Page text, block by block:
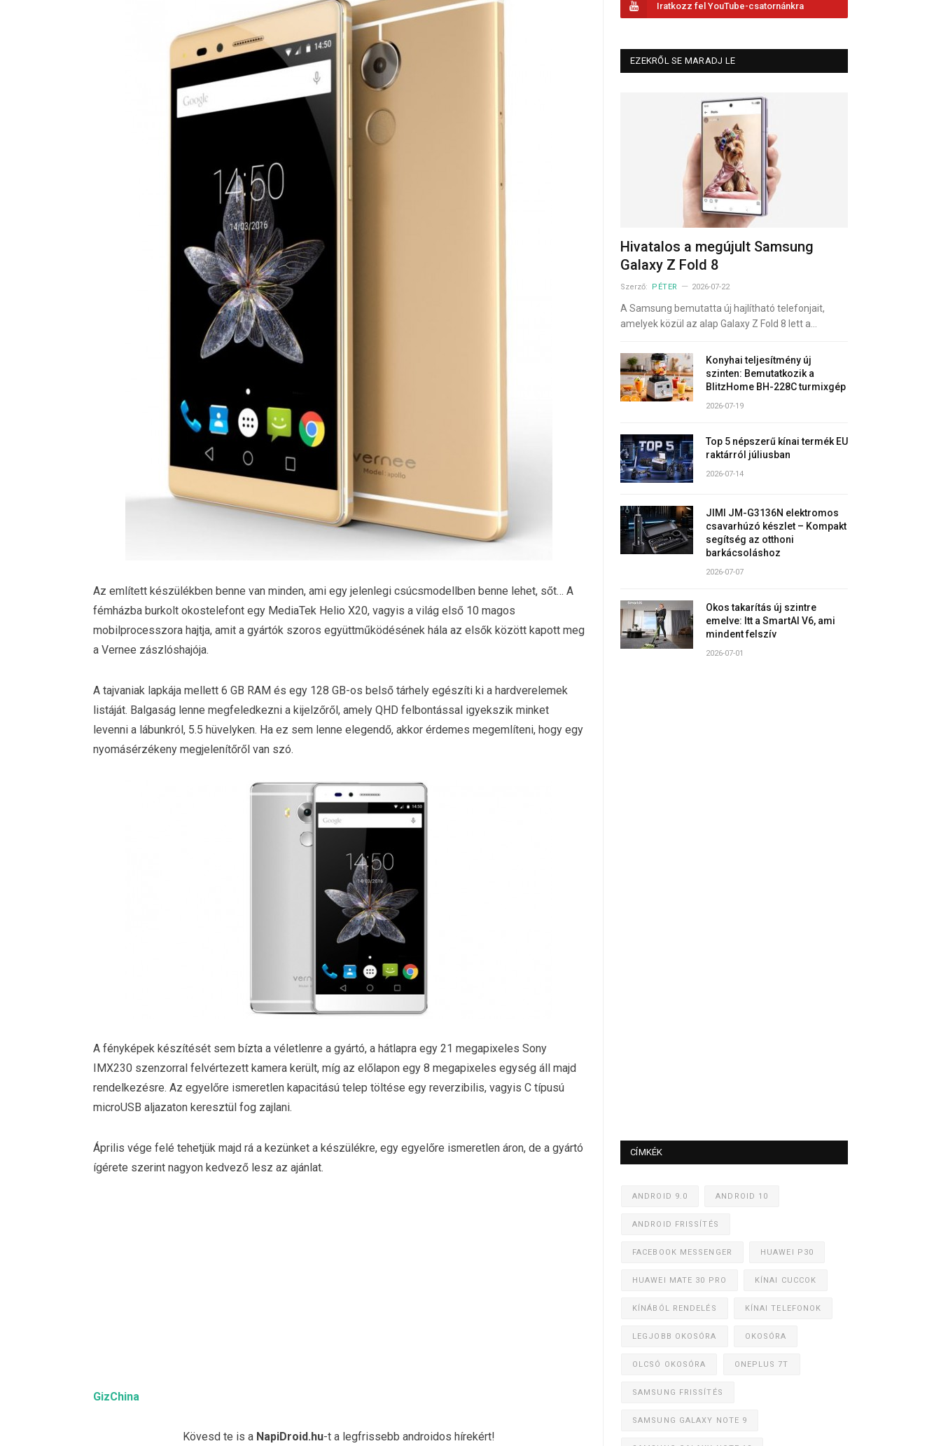
Az említett készülékben benne van minden, ami egy jelenlegi csúcsmodellben benne lehet, sőt… A
fémházba burkolt okostelefont egy MediaTek Helio X20, vagyis a világ első 10 magos
mobilprocesszora hajtja, amit a gyártók szoros együttműködésének hála az elsők között kapott meg
a Vernee zászlóshajója.
A tajvaniak lapkája mellett 6 GB RAM és egy 128 GB-os belső tárhely egészíti ki a hardverelemek
listáját. Balgaság lenne megfeledkezni a kijelzőről, amely QHD felbontással igyekszik minket
levenni a lábunkról, 5.5 hüvelyken. Ha ez sem lenne elegendő, akkor érdemes megemlíteni, hogy egy
nyomásérzékeny megjelenítőről van szó.
A fényképek készítését sem bízta a véletlenre a gyártó, a hátlapra egy 21 megapixeles Sony
IMX230 szenzorral felvértezett kamera került, míg az előlapon egy 8 megapixeles egység áll majd
rendelkezésre. Az egyelőre ismeretlen kapacitású telep töltése egy reverzibilis, vagyis C típusú
microUSB aljazaton keresztül fog zajlani.
Április vége felé tehetjük majd rá a kezünket a készülékre, egy egyelőre ismeretlen áron, de a gyártó
ígérete szerint nagyon kedvező lesz az ajánlat.
GizChina
Kövesd te is a NapiDroid.hu-t a legfrissebb androidos hírekért!
Iratkozz fel YouTube-csatornánkra
EZEKRŐL SE MARADJ LE
Hivatalos a megújult Samsung
Galaxy Z Fold 8
Szerző: PÉTER 2026-07-22
A Samsung bemutatta új hajlítható telefonjait,
amelyek közül az alap Galaxy Z Fold 8 lett a…
Konyhai teljesítmény új
szinten: Bemutatkozik a
BlitzHome BH-228C turmixgép
2026-07-19
Top 5 népszerű kínai termék EU
raktárról júliusban
2026-07-14
JIMI JM-G3136N elektromos
csavarhúzó készlet – Kompakt
segítség az otthoni
barkácsoláshoz
2026-07-07
Okos takarítás új szintre
emelve: Itt a SmartAI V6, ami
mindent felszív
2026-07-01
CÍMKÉK
ANDROID 9.0 ANDROID 10
ANDROID FRISSÍTÉS
FACEBOOK MESSENGER HUAWEI P30
HUAWEI MATE 30 PRO KÍNAI CUCCOK
KÍNÁBÓL RENDELÉS KÍNAI TELEFONOK
LEGJOBB OKOSÓRA OKOSÓRA
OLCSÓ OKOSÓRA ONEPLUS 7T
SAMSUNG FRISSÍTÉS
SAMSUNG GALAXY NOTE 9